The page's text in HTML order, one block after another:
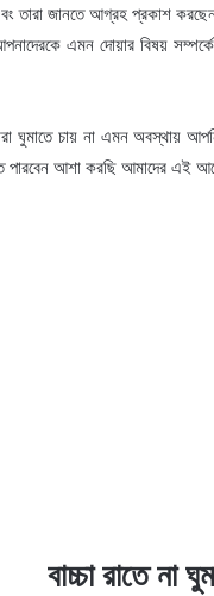
জানতে আগ্রহ প্রকাশ করছেন
এমন দোয়ার বিষয়
ঘুমাতে চায় না এমন অবস্থায়
আশা করছি আমাদের এই
বাচ্চা রাতে না